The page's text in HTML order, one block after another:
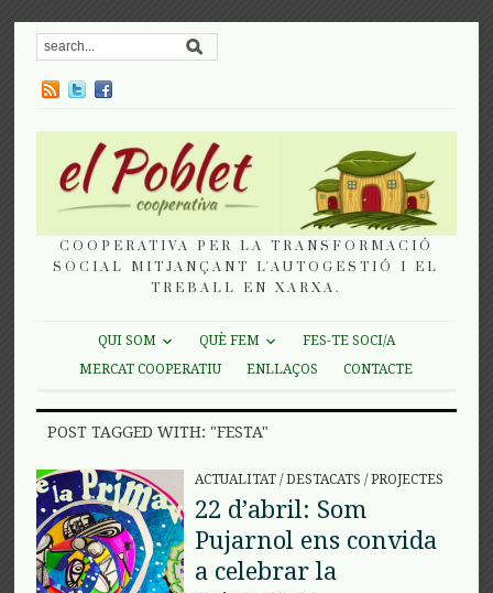
COOPERATIVA PER LA TRANSFORMACIÓ
SOCIAL MITJANÇANT L'AUTOGESTIÓ I EL
TREBALL EN XARXA.
QUI SOM QUÈ FEM
FES-TE SOCI/A
MERCAT COOPERATIU
ENLLAÇOS CONTACTE
POST TAGGED WITH: "FESTA"
ACTUALITAT/DESTACATS /PROJECTES
22 d’abril: Som
Pujarnol ens convida
a celebrar la